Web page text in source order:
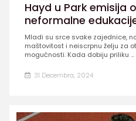
Hayd u Park emisija
neformalne
Mladi su srce svake zajednice,
maštovitost i neiscrpnu želju za
mogućnosti. Kada dobiju priliku ...
31 Decembra, 2024